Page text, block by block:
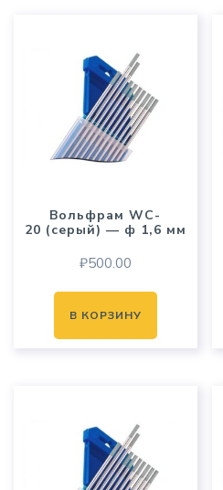
Вольфрам WC-
20 (серый) — ф 1,6 мм
₽500.00
В КОРЗИНУ